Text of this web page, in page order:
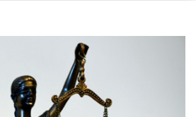
Nürnberg zum Auftaktsieg
Taifun "Dolphin" in
für Aprilia - Fernández triumphiert
will Boni von Bahnmanagern an Ziele